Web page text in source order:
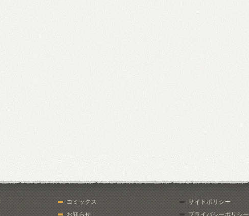
コミックス
お知らせ
サイトポリシー
プライバシーポリシー